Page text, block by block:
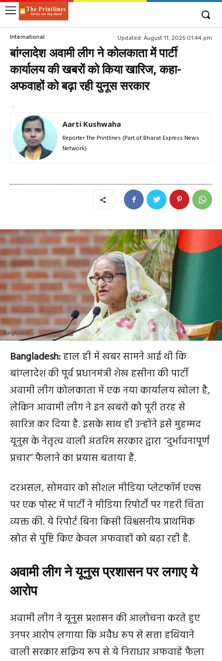
International Updated: August 11, 2025 01:44 pm
बांग्लादेश अवामी लीग ने कोलकाता में पार्टी
कार्यालय की खबरों को किया खारिज, कहा-
अफवाहों को बढ़ा रही युनूस सरकार
Aarti Kushwaha
Reporter The Printlines (Part of Bharat Express News
Network)
Bangladesh
Bangladesh:हाल ही में खबर सामने आई थी कि
बांग्लादेश की पूर्व प्रधानमंत्री शेख हसीना की पार्टी
अवामी लीग कोलकाता में एक नया कार्यालय खोला है,
लेकिन आवामी लीग ने इन खबरों को पूरी तरह से
खारिज कर दिया है. इसके साथ ही उन्‍होंने इसे मुहम्मद
यूनुस के नेतृत्व वाली अंतरिम सरकार द्वारा “दुर्भावनापूर्ण
प्रचार” फैलाने का प्रयास बताया है.
दरअसल, सोमवार को सोशल मीडिया प्लेटफॉर्म एक्स
पर एक पोस्ट में पार्टी ने मीडिया रिपोर्टों पर गहरी चिंता
व्यक्त की. ये रिपोर्ट बिना किसी विश्वसनीय प्राथमिक
स्रोत से पुष्टि किए केवल अफवाहों को बढ़ा रही है.
अवामी लीग ने यूनुस प्रशासन पर लगाए ये
आरोप
अवामी लीग ने यूनुस प्रशासन की आलोचना करते हुए
उनपर आरोप लगाया कि अवैध रूप से सत्ता हथियाने
वाली सरकार सक्रिय रूप से ये निराधार अफवाहें फैला